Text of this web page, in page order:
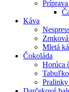
Káva
Mletá
Čokoláda
Horúca